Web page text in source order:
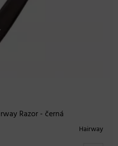
Razor - černá
Hairway